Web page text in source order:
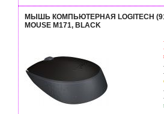
МЫШЬ КОМПЬЮТЕРНАЯ LOGITECH
MOUSE M171, BLACK